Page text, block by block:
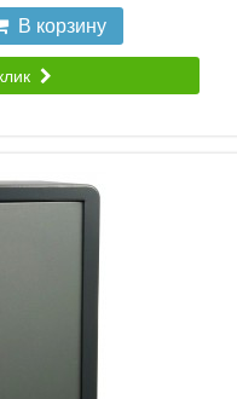
В корзину